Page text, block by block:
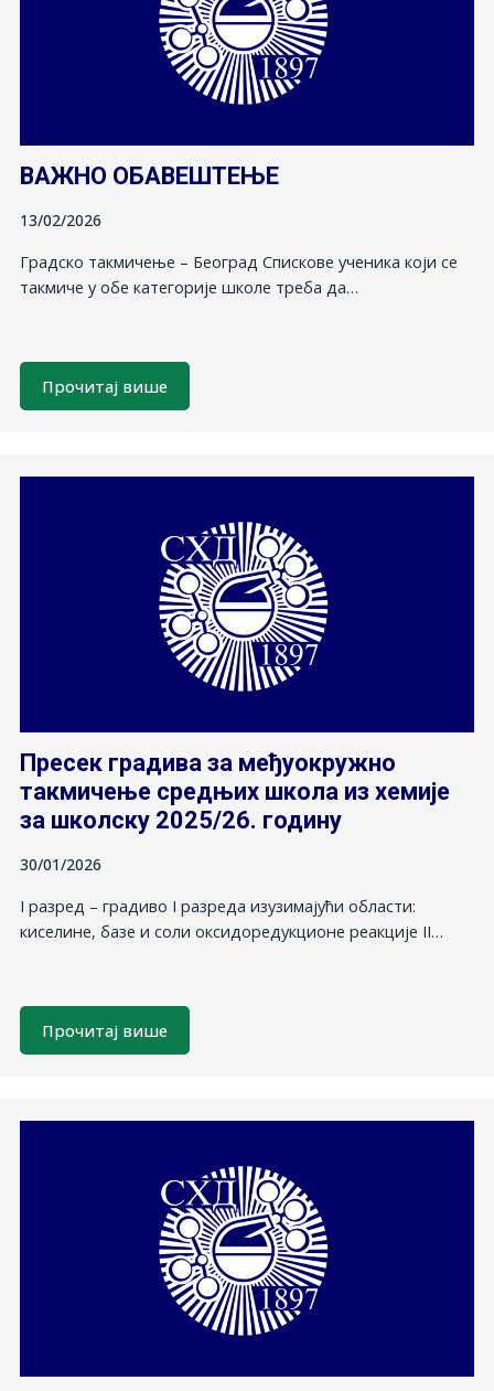
ВАЖНО ОБАВЕШТЕЊЕ
13/02/2026
Градско такмичење – Београд Спискове ученика који се
такмиче у обе категорије школе треба да…
Прочитај више
Пресек градива за међуокружно
такмичење средњих школа из хемије
за школску 2025/26. годину
30/01/2026
I разред – градиво I разреда изузимајући области:
киселине, базе и соли оксидоредукционе реакције II…
Прочитај више